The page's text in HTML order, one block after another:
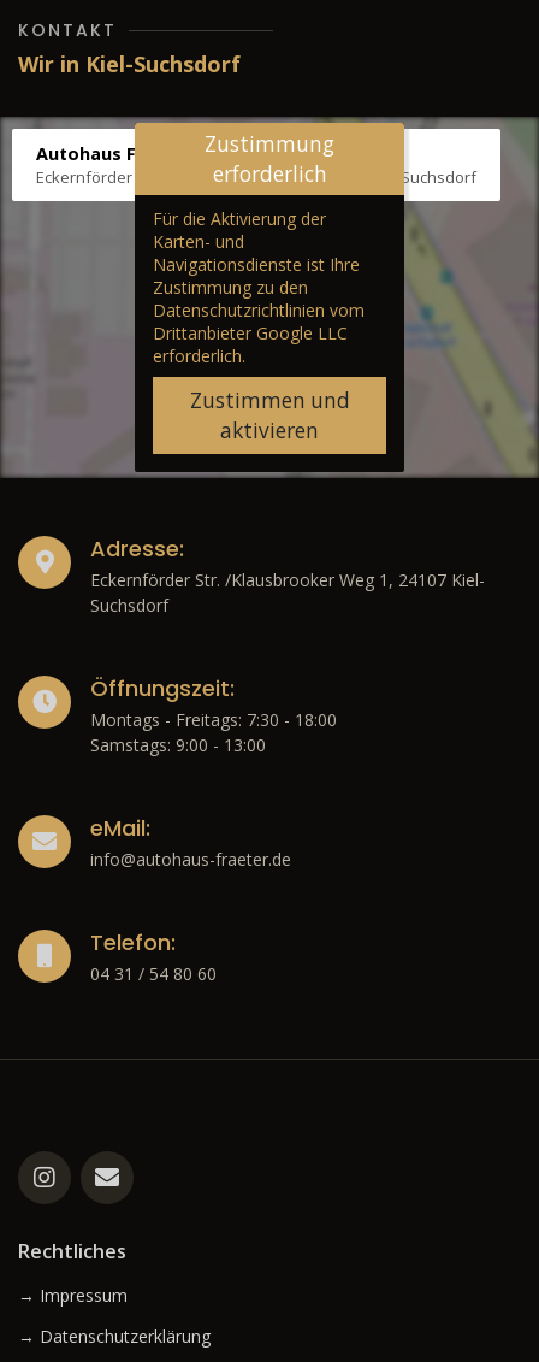
KONTAKT
Wir in Kiel-Suchsdorf
Autohaus Fräter
Eckernförder Str. /Klausbrooker Weg 1, 24107 Kiel-Suchsdorf
Zustimmung
erforderlich
Für die Aktivierung der
Karten- und
Navigationsdienste ist Ihre
Zustimmung zu den
Datenschutzrichtlinien vom
Drittanbieter Google LLC
erforderlich.
Zustimmen und
aktivieren
Adresse:
Eckernförder Str. /Klausbrooker Weg 1, 24107 Kiel-
Suchsdorf
Öffnungszeit:
Montags - Freitags: 7:30 - 18:00
Samstags: 9:00 - 13:00
eMail:
info@autohaus-fraeter.de
Telefon:
04 31 / 54 80 60
Rechtliches
→ Impressum
→ Datenschutzerklärung